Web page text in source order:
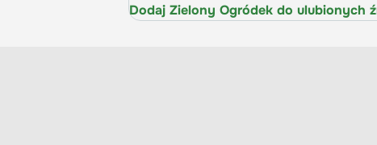
Dodaj Zielony Ogródek do ulubionych